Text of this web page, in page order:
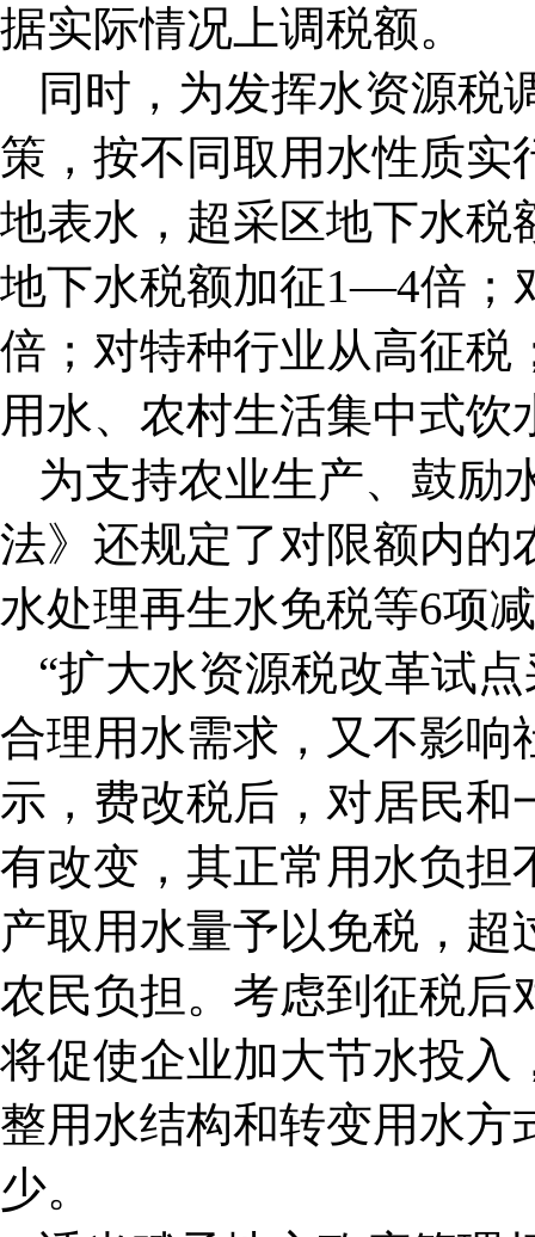
据实际情况上调税额。
同时，为发挥水资源税
策，按不同取用水性质实
地表水，超采区地下水税
地下水税额加征1—4倍；
倍；对特种行业从高征税
用水、农村生活集中式
为支持农业生产、鼓励
法》还规定了对限额内的
水处理再生水免税等6项
“扩大水资源税改革试
合理用水需求，又不影响
示，费改税后，对居民和
有改变，其正常用水负担
产取用水量予以免税，
农民负担。考虑到征税后
将促使企业加大节水投入
整用水结构和转变用水方
少。